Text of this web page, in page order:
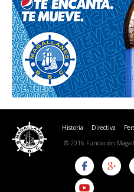
Historia Directiva
© 2016 Fundación